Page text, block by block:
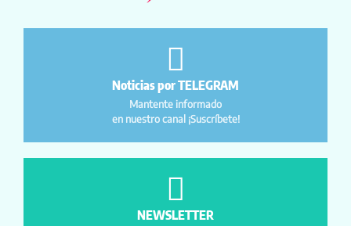
Noticias por TELEGRAM
Mantente informado
en nuestro canal ¡Suscríbete!
NEWSLETTER